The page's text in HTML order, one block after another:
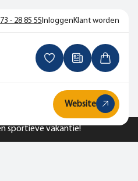
sportieve vakantie!
- 28 85 55InloggenKlant worden
Website